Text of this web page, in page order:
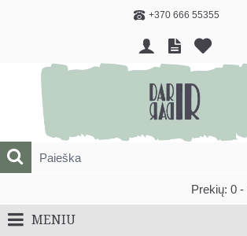
+370 666 55355
Prekių: 0
MENIU